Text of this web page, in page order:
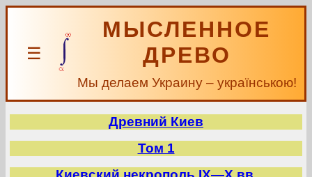
☰
МЫСЛЕННОЕ
ДРЕВО
Мы делаем Украину – українською!
Древний Киев
Том 1